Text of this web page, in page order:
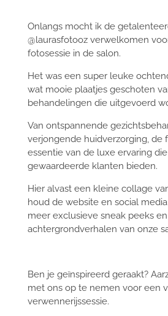
Onlangs mocht ik de
@laurasfotooz verwelkomen
fotosessie in de salon.
Het was een super leuke
wat mooie plaatjes geschoten
behandelingen die uitgevoerd
Van ontspannende
verjongende huidverzorging, de
essentie van de luxe ervaring
gewaardeerde klanten bieden.
Hier alvast een kleine collage
houd de website en social
meer exclusieve sneak peeks en
achtergrondverhalen van onze
Ben je geïnspireerd geraakt?
met ons op te nemen voor een
verwennerijssessie.